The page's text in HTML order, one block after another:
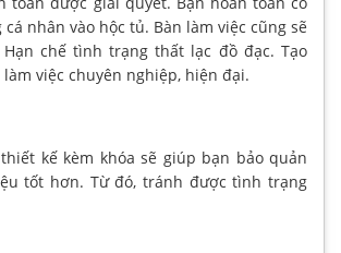
nhân vào hộc tủ. Bàn làm việc cũng sẽ
chế tình trạng thất lạc đồ đạc. Tạo
việc chuyên nghiệp, hiện đại.
kế kèm khóa sẽ giúp bạn bảo quản
tốt hơn. Từ đó, tránh được tình trạng